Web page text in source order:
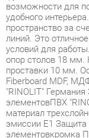
опор столов 18 мм.
проставки 10 мм.
Fiberboard MDF,
"RINOLIT" Германия
элементовПВХ
материал
эмиссии Е1 Защита
элементовкромка
перегородокЛДСП,
Условия покупки